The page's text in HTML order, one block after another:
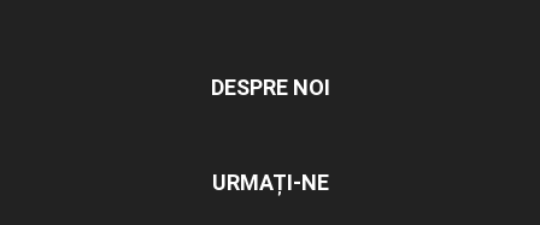
DESPRE NOI
URMAȚI-NE